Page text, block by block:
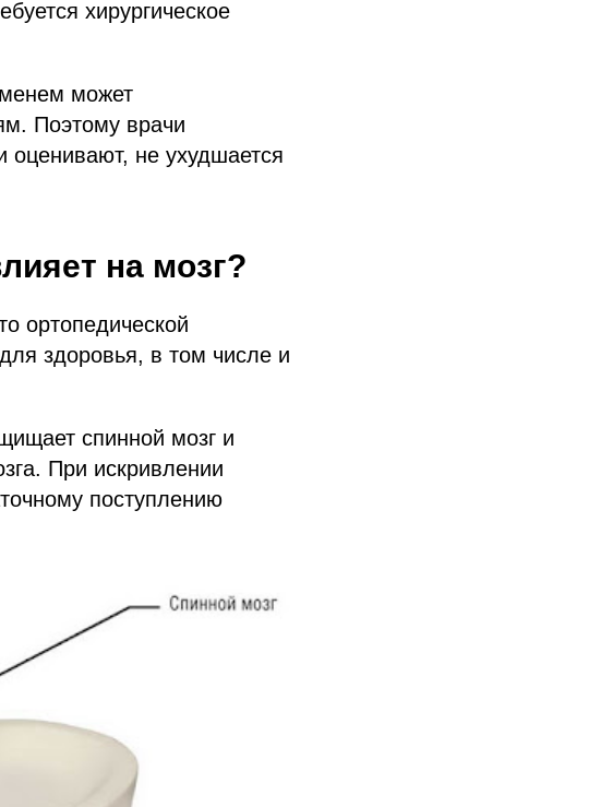
хирургическое
может
Поэтому врачи
оценивают, не ухудшается
на мозг?
ортопедической
здоровья, в том числе и
спинной мозг и
При искривлении
поступлению